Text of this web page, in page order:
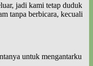
jadi kami tetap duduk
tanpa berbicara, kecuali
untuk mengantarku